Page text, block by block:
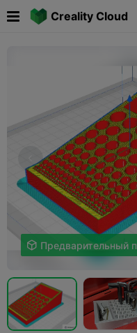
Creality Cloud
 Предварительный